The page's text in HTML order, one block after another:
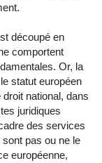
découpé en
comportent
Or, la
statut européen
national, dans
juridiques
des services
pas ou ne le
européenne,